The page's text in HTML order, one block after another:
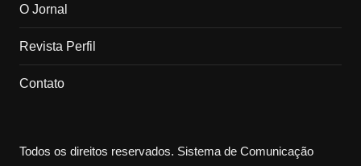
O Jornal
Revista Perfil
Contato
Todos os direitos reservados. Sistema de Comunicação